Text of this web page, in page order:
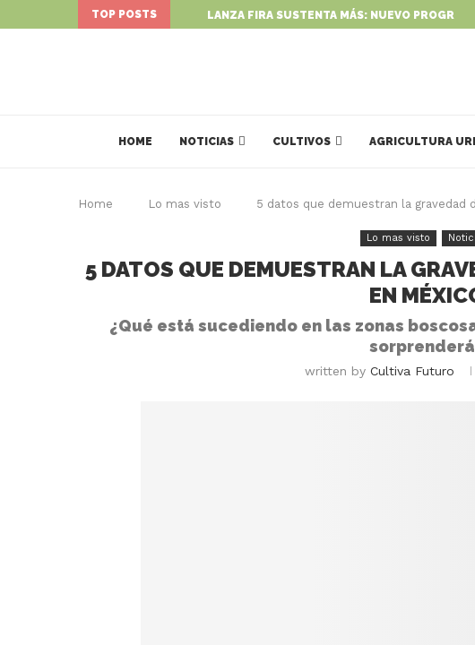
TOP POSTS LANZA FIRA SUSTENTA MÁS: NUEVO
HOME NOTICIAS CULTIVOS AGRICULTURA
Home Lo mas visto 5 datos que demuestran la gravedad
Lo mas visto
5 DATOS QUE DEMUESTRAN LA
EN
¿Qué está sucediendo en las zonas
written by Cultiva Futuro